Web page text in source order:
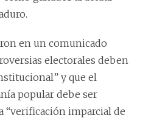
en un comunicado
electorales deben
y que el
popular debe ser
“verificación imparcial de